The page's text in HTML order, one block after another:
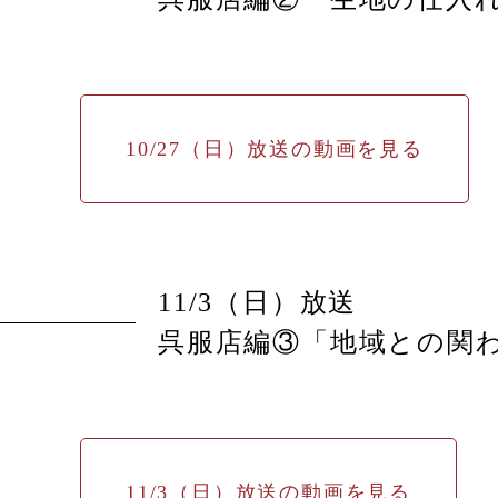
10/27（日）放送の動画を見る
11/3（日）放送
呉服店編③「地域との関
11/3（日）放送の動画を見る